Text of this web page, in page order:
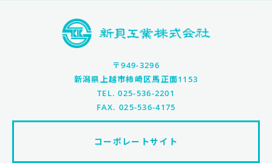
〒949-3296
新潟県上越市柿崎区馬正面1153
TEL. 025-536-2201
FAX. 025-536-4175
コーポレートサイト